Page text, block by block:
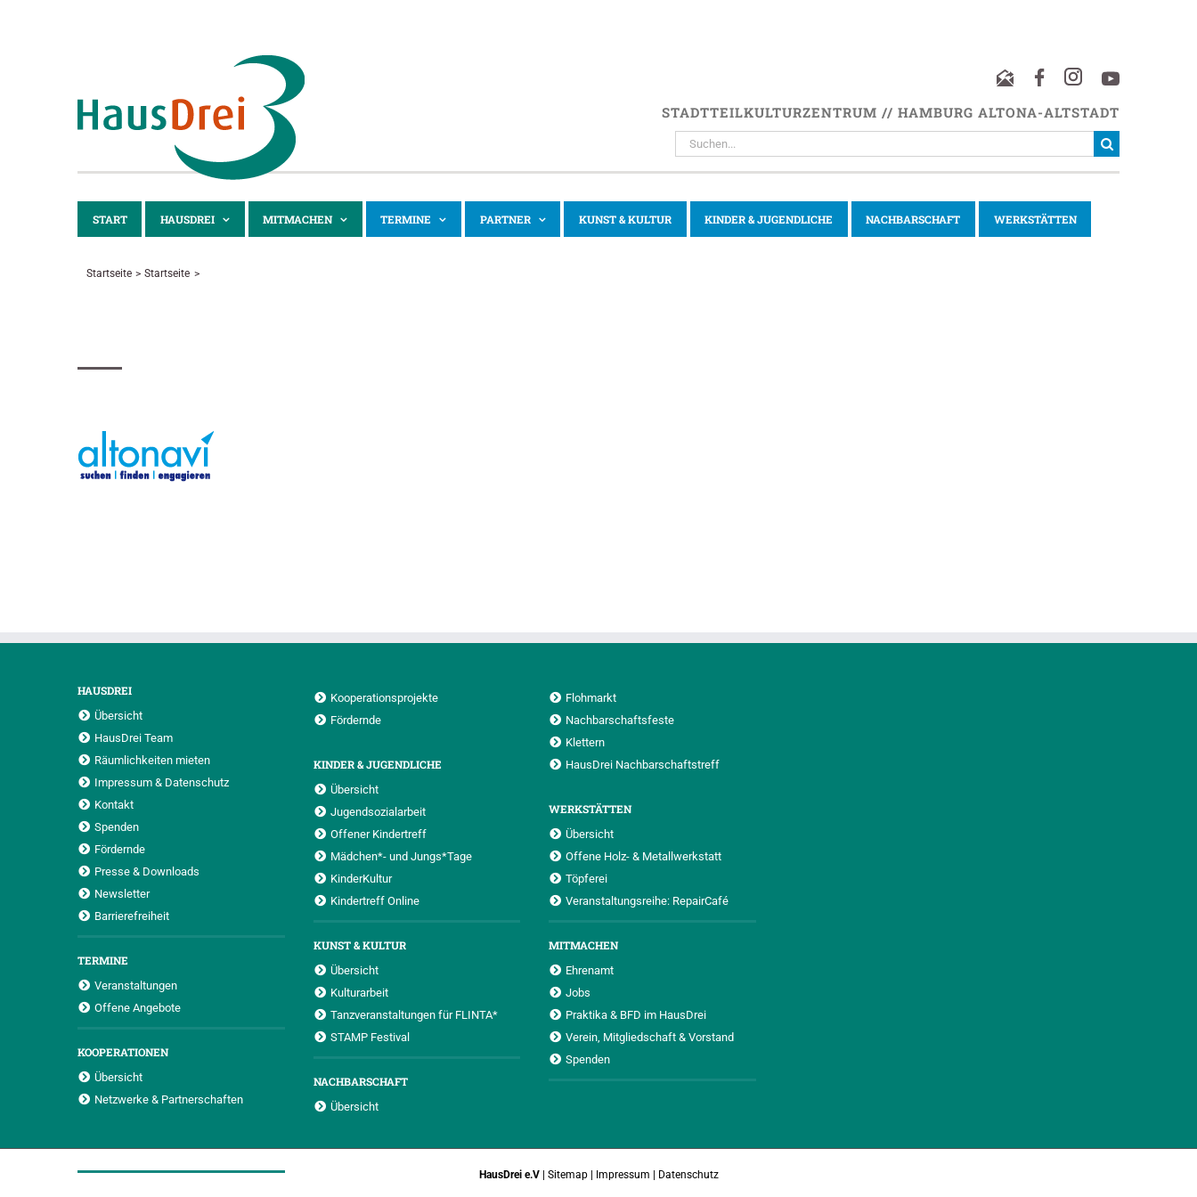
STADTTEILKULTURZENTRUM // HAMBURG ALTONA-ALTSTADT
SUCHE
NACH:
START HAUSDREI MITMACHEN TERMINE PARTNER KUNST & KULTUR KINDER & JUGENDLICHE NACHBARSCHAFT WERKSTÄTTEN
Startseite Startseite
HAUSDREI
Übersicht
HausDrei Team
Räumlichkeiten mieten
Impressum & Datenschutz
Kontakt
Spenden
Fördernde
Presse & Downloads
Newsletter
Barrierefreiheit
TERMINE
Veranstaltungen
Offene Angebote
KOOPERATIONEN
Übersicht
Netzwerke & Partnerschaften
Kooperationsprojekte
Fördernde
KINDER & JUGENDLICHE
Übersicht
Jugendsozialarbeit
Offener Kindertreff
Mädchen*- und Jungs*Tage
KinderKultur
Kindertreff Online
KUNST & KULTUR
Übersicht
Kulturarbeit
Tanzveranstaltungen für FLINTA*
STAMP Festival
NACHBARSCHAFT
Übersicht
Flohmarkt
Nachbarschaftsfeste
Klettern
HausDrei Nachbarschaftstreff
WERKSTÄTTEN
Übersicht
Offene Holz- & Metallwerkstatt
Töpferei
Veranstaltungsreihe: RepairCafé
MITMACHEN
Ehrenamt
Jobs
Praktika & BFD im HausDrei
Verein, Mitgliedschaft & Vorstand
Spenden
HausDrei e.V Sitemap| Impressum Datenschutz